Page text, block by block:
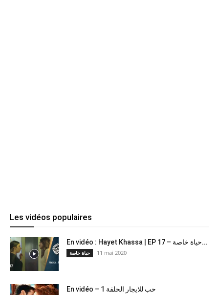
Les vidéos populaires
En vidéo : Hayet Khassa | EP 17 – حياة خاصة...
حياة خاصة 11 mai 2020
En vidéo – حب للايجار الحلقة 1